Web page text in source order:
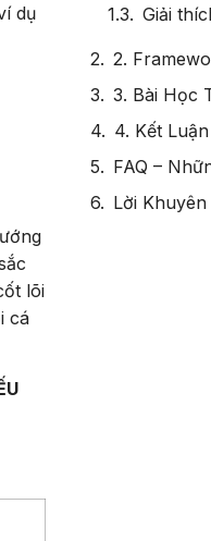
dụ
lõi
cá
4. Kết Luận